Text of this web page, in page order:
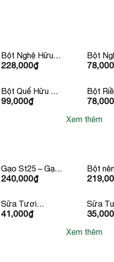
Bột Nghệ Hữu
Cơ 150g Lumlum
228,000₫
Bột
Cơ 30g
78,000
Bột Quế Hữu Cơ
30g Lumlum
99,000₫
Bột
Cơ 25g
78,000
Xem thêm
Gạo St25 – Gạo
Ông Cua 5kg
240,000₫
Bột
Youki
Sữa Tươi
Dalatmilk 950ml
41,000₫
Sữa
Trùng
x 4 hộp
35,000
Xem thêm